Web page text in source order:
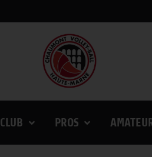
CLUB PROS